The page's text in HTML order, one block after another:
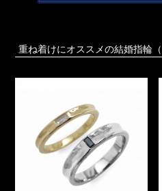
重ね着けにオススメの結婚指輪